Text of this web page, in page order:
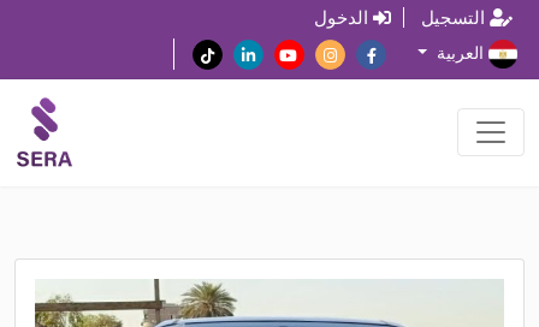
التسجيل الدخول
العربية